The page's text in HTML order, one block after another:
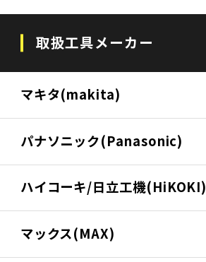
取扱工具メーカー
マキタ(makita)
パナソニック(Panasonic)
ハイコーキ/日立工機(HiKOKI)
マックス(MAX)